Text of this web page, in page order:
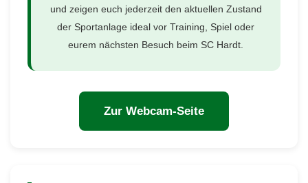
und zeigen euch jederzeit den aktuellen Zustand
der Sportanlage ideal vor Training, Spiel oder
eurem nächsten Besuch beim SC Hardt.
Zur Webcam-Seite